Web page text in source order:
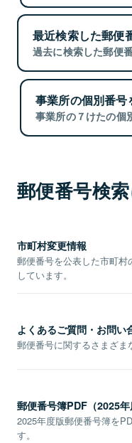
最近検索した郵便
過去に検索した郵便
事業所の個別番号
事業所の７けたの個
郵便番号検
市町村変更情報
郵便番号を公表した市町
しています。
よくあるご質問・お問い
郵便番号に関するさまざま
郵便番号簿PDF（2025年
2025年度版郵便番号簿を
す。